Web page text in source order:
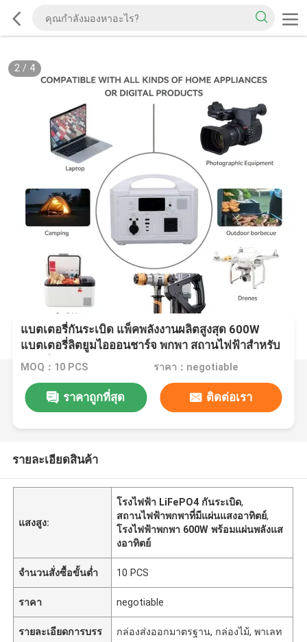
2/ 4
แบตเตอรี่กันระเบิด แพ็คพลังงานผลิตสูงสุด 600W
แบตเตอรี่ลิตยูมไอออนชาร์จ พกพา สถานไฟฟ้าสําหรับ
แคมป์
MOQ：10 PCS ราคา：negotiable
ราคาถูกที่สุด ติดต่อเรา
รายละเอียดสินค้า
แสงสูง:
โรงไฟฟ้า LiFePO4 กันระเบิด,
สถานไฟฟ้าพกพาที่มีแผ่นแสงอาทิตย์,
โรงไฟฟ้าพกพา 600W พร้อมแผ่นพลังแส
งอาทิตย์
จำนวนสั่งซื้อขั้นต่ำ 10 PCS
ราคา negotiable
รายละเอียดการบรร
กล่องส่งออกมาตรฐาน, กล่องไม้, พาเลท